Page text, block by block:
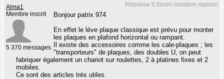
Réponse 5 forum isolation maison
Alma1
Membre inscrit
5 370 messages
Bonjour patrix 974
En effet le lève plaque classique est prévu pour monter
les plaques en plafond horizontal ou rampant.
Il existe des accessoires comme les cale-plaques ; les
"transporteurs" de plaques, des doubles U, on peut
fabriquer également un chariot sur roulettes, 2 à platines fixes et 2
mobiles.
Ce sont des articles très utiles.